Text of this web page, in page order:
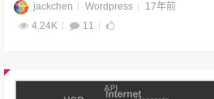
jackchen Wordpress
17年前
4.24K
11